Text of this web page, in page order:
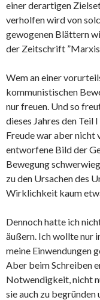
einer derartigen
verholfen wird von
gewogenen Blättern
der Zeitschrift
Wem an einer
kommunistischen
nur freuen. Und so
dieses Jahres den Teil
Freude war aber nicht
entworfene Bild der
Bewegung
zu den Ursachen des
Wirklichkeit kaum
Dennoch hatte ich
äußern. Ich wollte nur
meine Einwendungen
Aber beim Schreiben
Notwendigkeit, nicht
sie auch zu